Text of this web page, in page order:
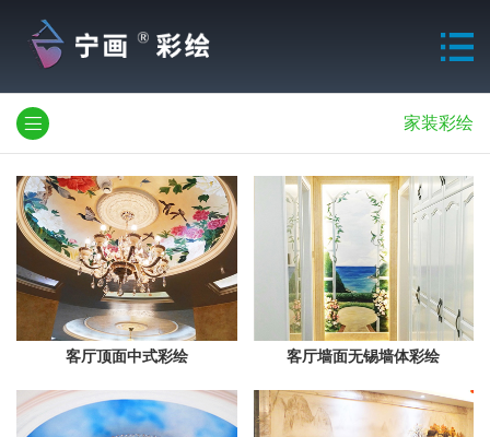
家装彩绘
客厅顶面中式彩绘 客厅墙面无锡墙体彩绘